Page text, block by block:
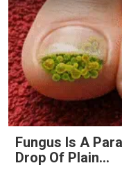
Fungus Is A
Drop Of Plain...